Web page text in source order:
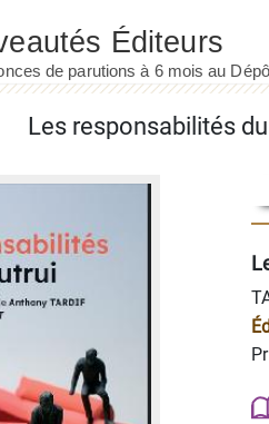
Les responsabilités